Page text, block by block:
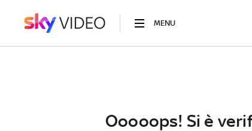
MENU
Ooooops! Si è